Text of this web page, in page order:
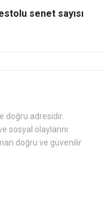
senet sayısı
doğru adresidir.
sosyal olaylarını
doğru ve güvenilir